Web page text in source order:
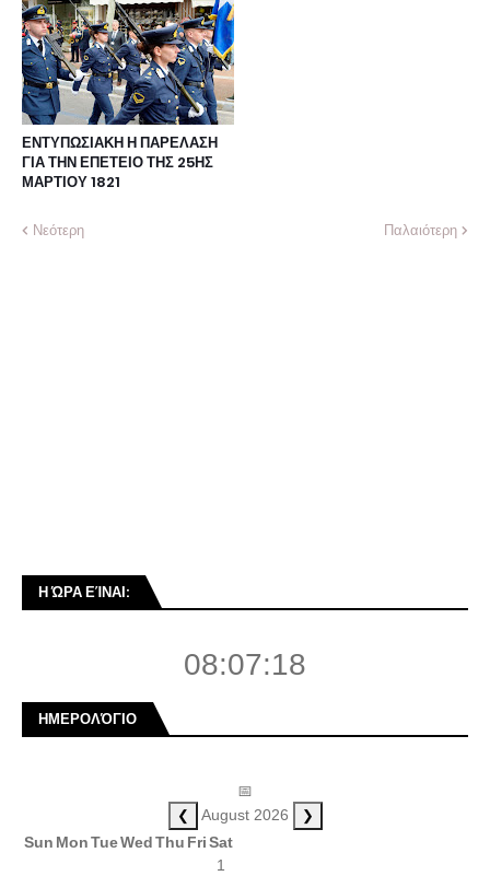
ΕΝΤΥΠΩΣΙΑΚΗ Η ΠΑΡΕΛΑΣΗ
ΓΙΑ ΤΗΝ ΕΠΕΤΕΙΟ ΤΗΣ 25ΗΣ
ΜΑΡΤΙΟΥ 1821
Νεότερη Παλαιότερη
Η ΏΡΑ ΕΊΝΑΙ:
08:07:18
ΗΜΕΡΟΛΌΓΙΟ
📅
❮ August 2026 ❯
Sun MonTueWedThu FriSat
1